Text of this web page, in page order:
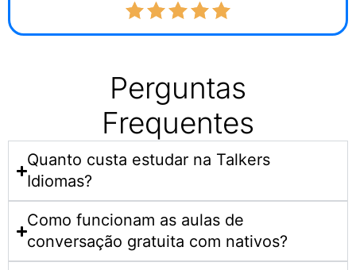
Perguntas
Frequentes
Quanto custa estudar na Talkers
Idiomas?​
Como funcionam as aulas de
conversação gratuita com nativos?